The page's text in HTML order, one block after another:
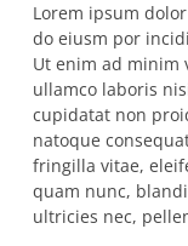
Lorem ipsum
do eiusm por
Ut enim ad minim
ullamco laboris
cupidatat non
natoque
fringilla vitae,
quam nunc,
ultricies nec,